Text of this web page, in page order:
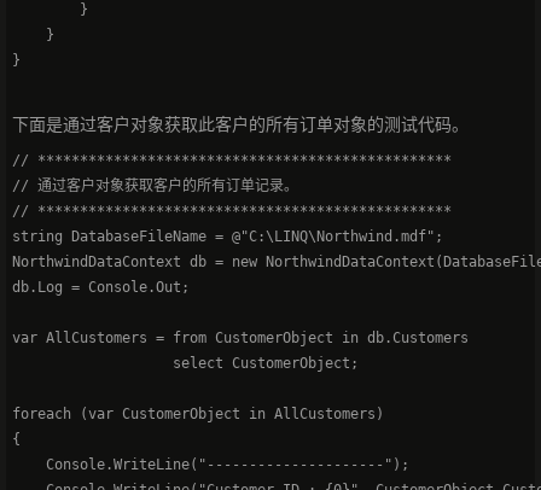
        }
    }
下面是通过客户对象获取此客户的所有订单对象的测试代码。
// *************************************************
// 通过客户对象获取客户的所有订单记录。
// *************************************************
string DatabaseFileName = @"C:\LINQ\Northwind.mdf";
NorthwindDataContext db = new
db.Log = Console.Out;
var AllCustomers = from CustomerObject in db.Customers
                   select CustomerObject;
foreach (var CustomerObject in AllCustomers)
{
    Console.WriteLine("---------------------");